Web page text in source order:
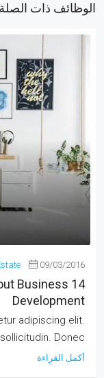
الوظائف ذات الصلة
09/03/2016
Business
Development
adipiscing elit.
Donec...
أكمل القراءة